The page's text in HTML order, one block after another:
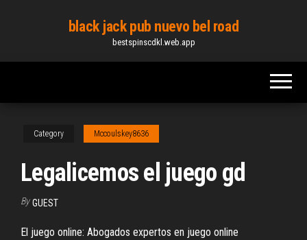
content
black jack pub nuevo bel road
bestspinscdkl.web.app
Category Mccoulskey8636
Legalicemos el juego gd
By GUEST
El juego online: Abogados expertos en juego online